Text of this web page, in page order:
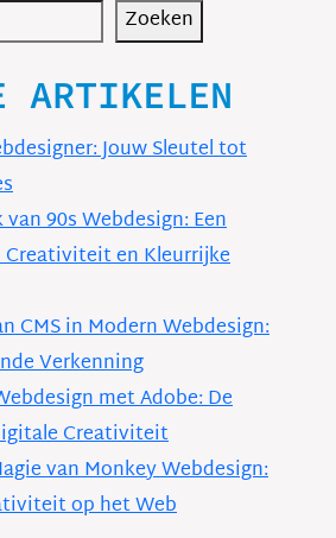
Zoeken
ARTIKELEN
Jouw Sleutel tot
90s Webdesign: Een
en Kleurrijke
CMS in Modern Webdesign:
Verkenning
met Adobe: De
Creativiteit
van Monkey Webdesign:
op het Web